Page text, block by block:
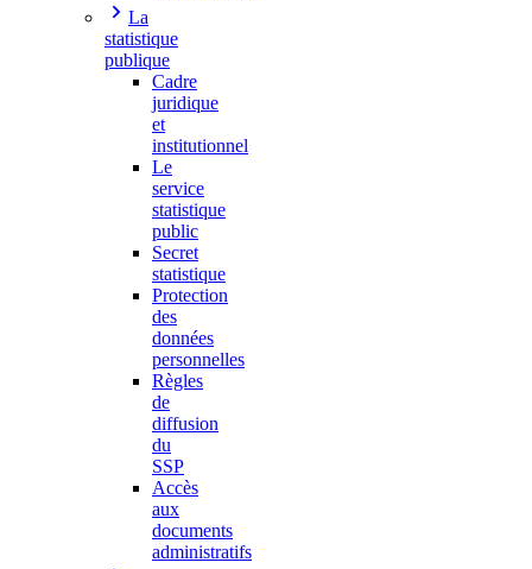
La
statistique
publique
Cadre
juridique
et
institutionnel
Le
service
statistique
public
Secret
statistique
Protection
des
données
personnelles
Règles
de
diffusion
du
SSP
Accès
aux
documents
administratifs